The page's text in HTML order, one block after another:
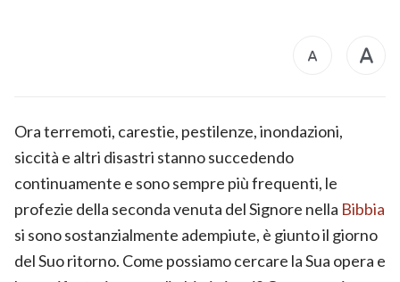
Ora terremoti, carestie, pestilenze, inondazioni,
siccità e altri disastri stanno succedendo
continuamente e sono sempre più frequenti, le
profezie della seconda venuta del Signore nella Bibbia
si sono sostanzialmente adempiute, è giunto il giorno
del Suo ritorno. Come possiamo cercare la Sua opera e